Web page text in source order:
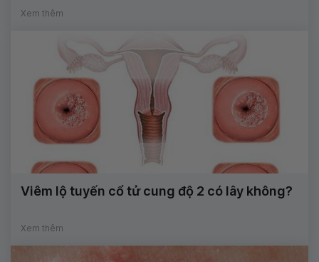
Xem thêm
Viêm lộ tuyến cổ tử cung độ 2 có lây không?
Xem thêm